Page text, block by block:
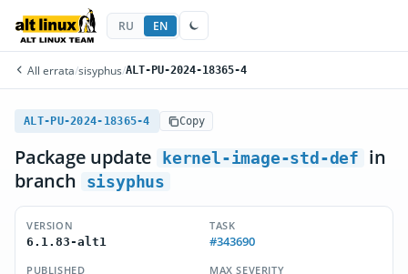
RU EN
All errata/sisyphus/ALT-PU-2024-18365-4
ALT-PU-2024-18365-4 Copy
Package update kernel-image-std-def
in
branch
sisyphus
VERSION
6.1.83-alt1
TASK
#343690
PUBLISHED
MAX SEVERITY